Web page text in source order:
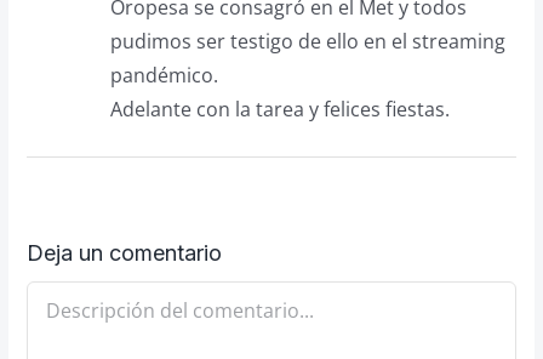
Oropesa se consagró en el Met y todos
pudimos ser testigo de ello en el streaming
pandémico.
Adelante con la tarea y felices fiestas.
Deja un comentario
Comentario